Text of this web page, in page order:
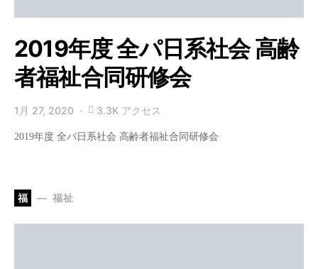
2019年度 全パ日系社会 高齢
者福祉合同研修会
1月 27, 2020 3.3K アクセス
2019年度 全パ日系社会 高齢者福祉合同研修会
福 福祉